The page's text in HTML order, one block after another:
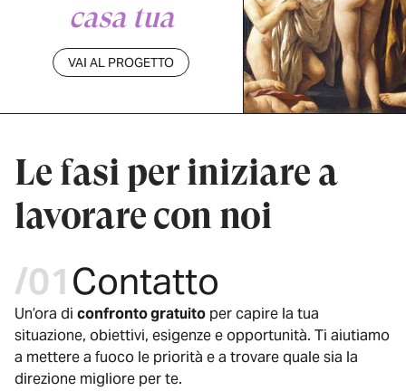
casa tua
VAI AL PROGETTO
Le fasi per iniziare a
lavorare con noi
/01Contatto
Un’ora di confronto gratuito per capire la tua
situazione, obiettivi, esigenze e opportunità. Ti aiutiamo
a mettere a fuoco le priorità e a trovare quale sia la
direzione migliore per te.